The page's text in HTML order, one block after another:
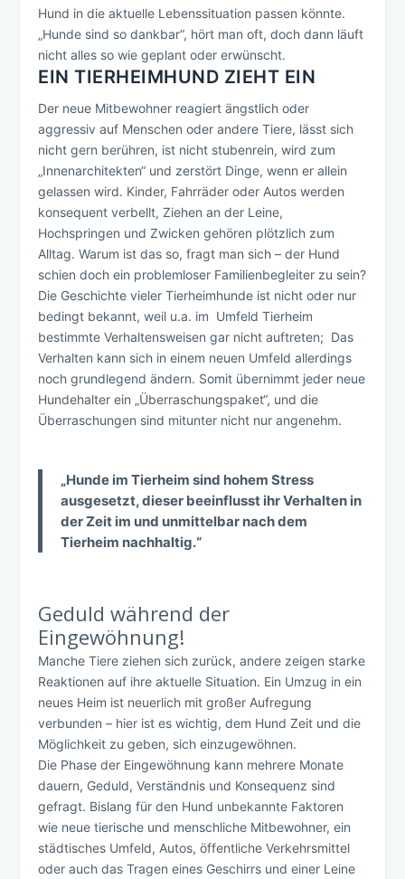
Hund in die aktuelle Lebenssituation passen könnte.
„Hunde sind so dankbar“, hört man oft, doch dann läuft
nicht alles so wie geplant oder erwünscht.
EIN TIERHEIMHUND ZIEHT EIN
Der neue Mitbewohner reagiert ängstlich oder
aggressiv auf Menschen oder andere Tiere, lässt sich
nicht gern berühren, ist nicht stubenrein, wird zum
„Innenarchitekten“ und zerstört Dinge, wenn er allein
gelassen wird. Kinder, Fahrräder oder Autos werden
konsequent verbellt, Ziehen an der Leine,
Hochspringen und Zwicken gehören plötzlich zum
Alltag. Warum ist das so, fragt man sich – der Hund
schien doch ein problemloser Familienbegleiter zu sein?
Die Geschichte vieler Tierheimhunde ist nicht oder nur
bedingt bekannt, weil u.a. im Umfeld Tierheim
bestimmte Verhaltensweisen gar nicht auftreten; Das
Verhalten kann sich in einem neuen Umfeld allerdings
noch grundlegend ändern. Somit übernimmt jeder neue
Hundehalter ein „Überraschungspaket“, und die
Überraschungen sind mitunter nicht nur angenehm.
„Hunde im Tierheim sind hohem Stress
ausgesetzt, dieser beeinflusst ihr Verhalten in
der Zeit im und unmittelbar nach dem
Tierheim nachhaltig.“
Geduld während der
Eingewöhnung!
Manche Tiere ziehen sich zurück, andere zeigen starke
Reaktionen auf ihre aktuelle Situation. Ein Umzug in ein
neues Heim ist neuerlich mit großer Aufregung
verbunden – hier ist es wichtig, dem Hund Zeit und die
Möglichkeit zu geben, sich einzugewöhnen.
Die Phase der Eingewöhnung kann mehrere Monate
dauern, Geduld, Verständnis und Konsequenz sind
gefragt. Bislang für den Hund unbekannte Faktoren
wie neue tierische und menschliche Mitbewohner, ein
städtisches Umfeld, Autos, öffentliche Verkehrsmittel
oder auch das Tragen eines Geschirrs und einer Leine